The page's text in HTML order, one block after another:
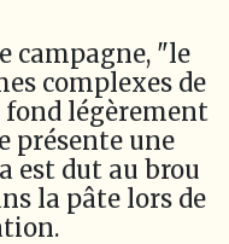
campagne, "le
complexes de
légèrement
présente une
est dut au brou
la pâte lors de